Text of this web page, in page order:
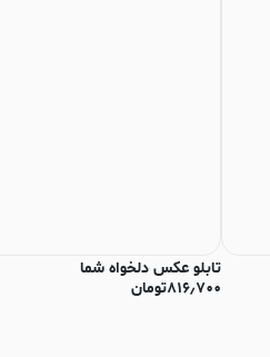
تابلو عکس دلخواه شما
۸۱۶٫۷۰۰تومان